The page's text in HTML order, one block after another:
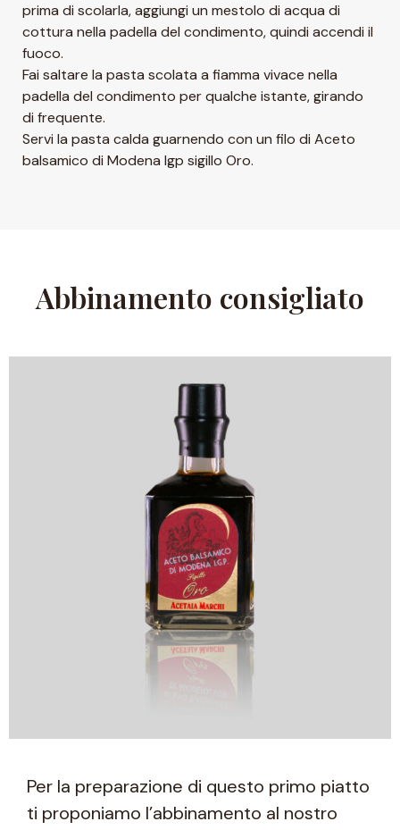
prima di scolarla, aggiungi un mestolo di acqua di
cottura nella padella del condimento, quindi accendi il
fuoco.
Fai saltare la pasta scolata a fiamma vivace nella
padella del condimento per qualche istante, girando
di frequente.
Servi la pasta calda guarnendo con un filo di Aceto
balsamico di Modena Igp sigillo Oro.
Abbinamento consigliato
Per la preparazione di questo primo piatto
ti proponiamo l’abbinamento al nostro